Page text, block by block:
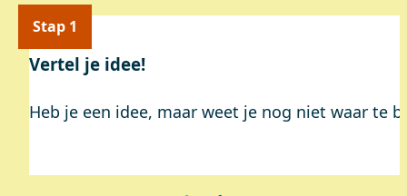
Stap 1
Vertel je idee!
Heb je een idee, maar weet je nog niet waar te